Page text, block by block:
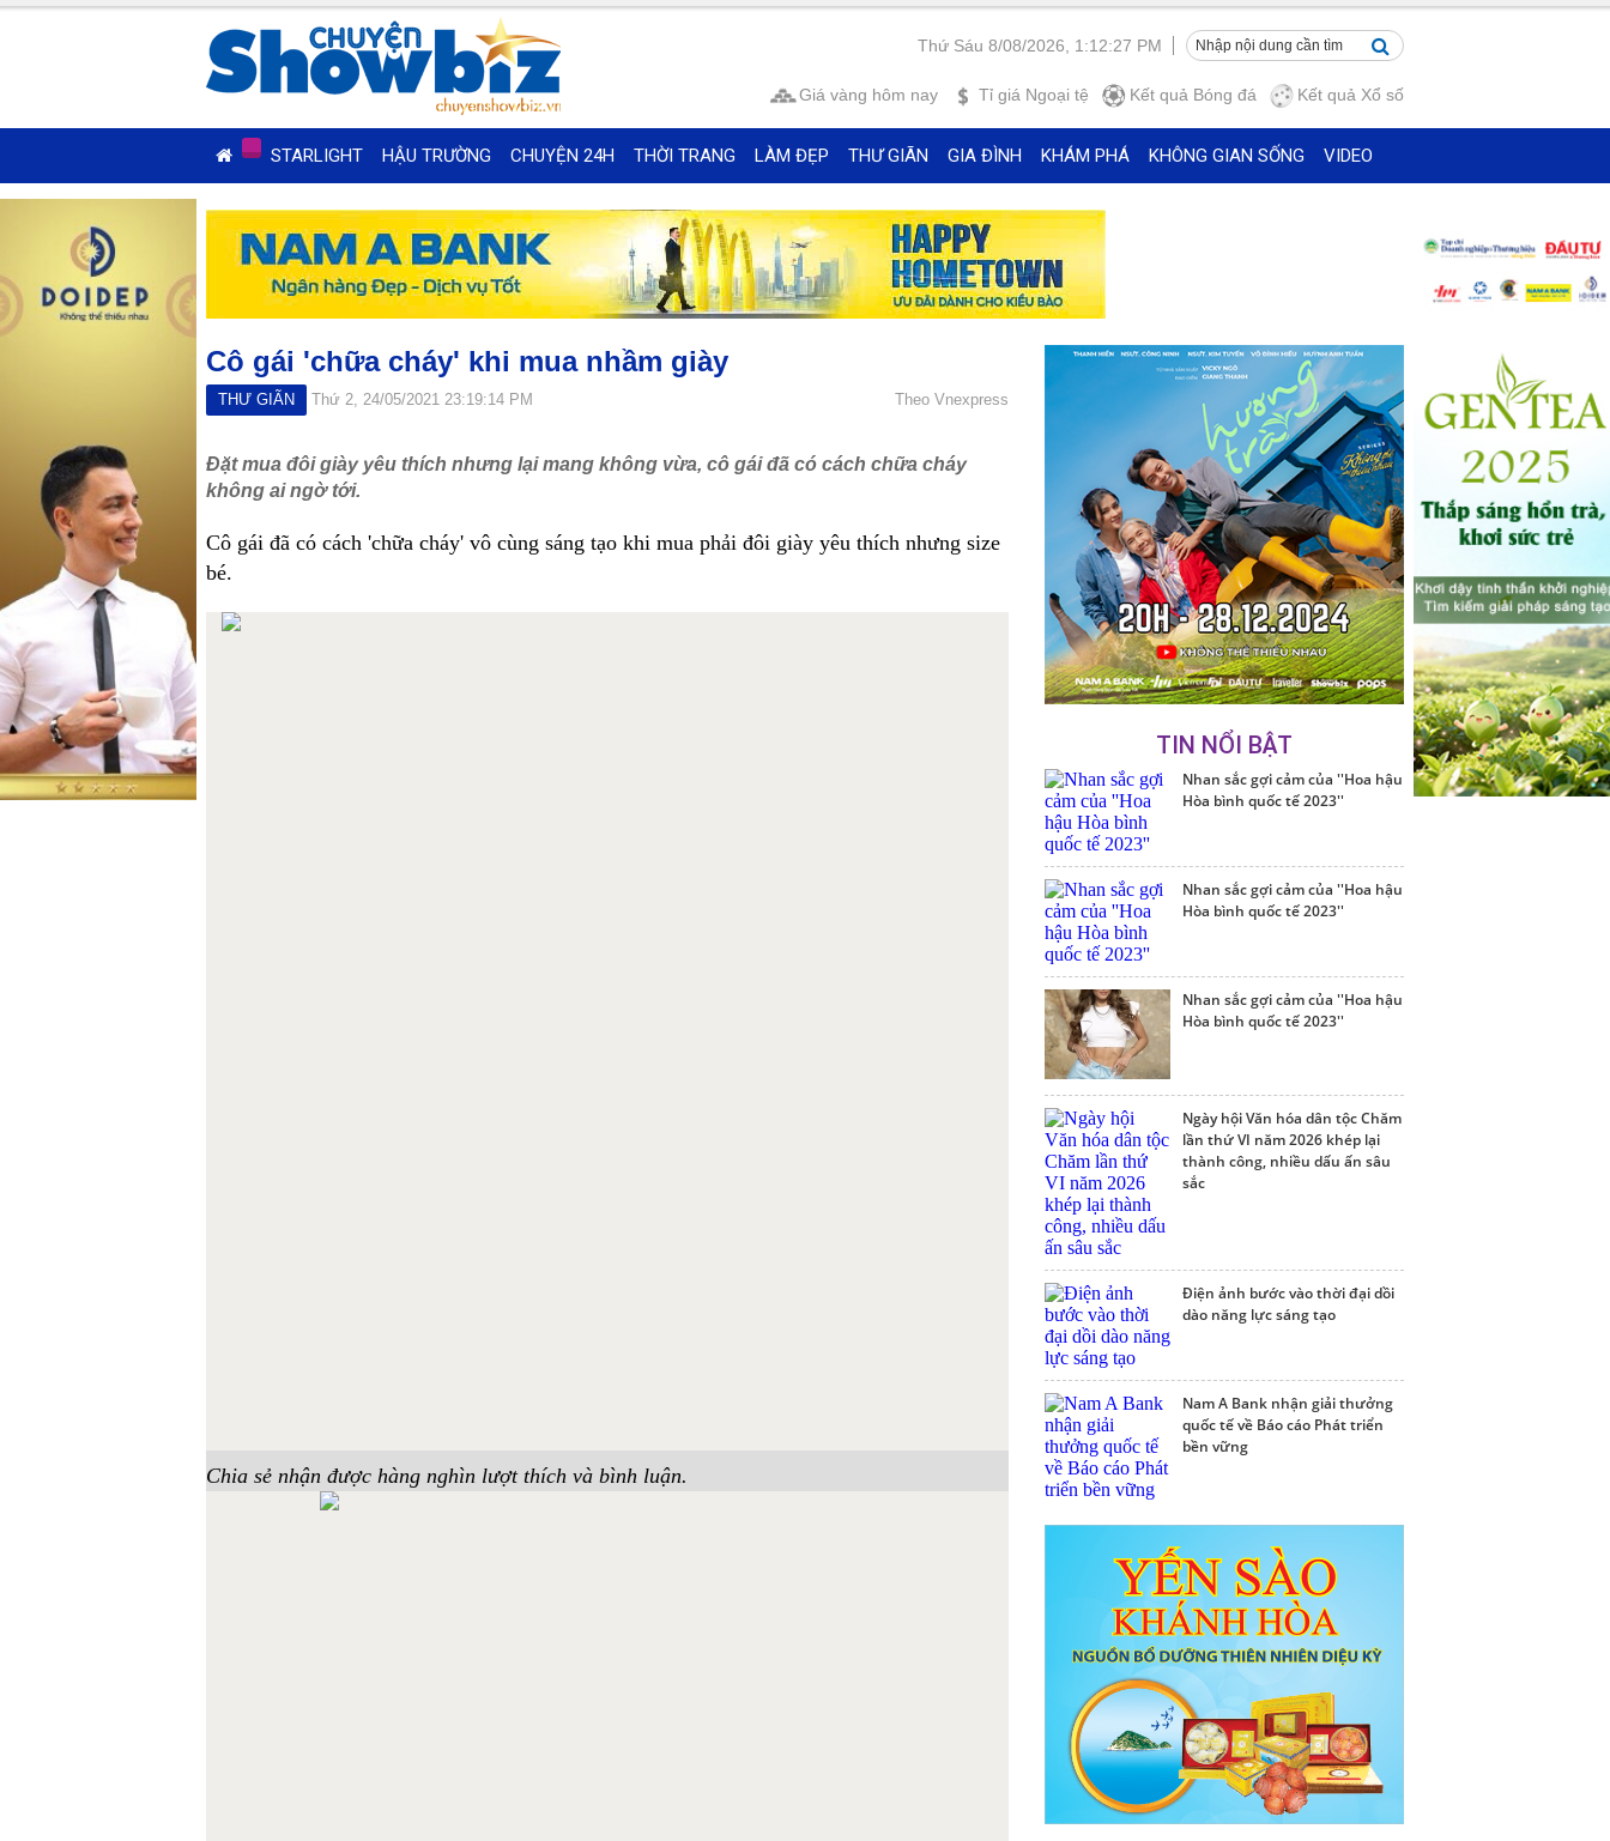
Thứ Sáu 8/08/2026, 1:12:28 PM
Kết quả Xổ số
Kết quả Bóng đá
Tỉ giá Ngoại tệ
Giá vàng hôm nay
STARLIGHT HẬU TRƯỜNG CHUYỆN 24H THỜI TRANG LÀM ĐẸP THƯ GIÃN GIA ĐÌNH KHÁM PHÁ KHÔNG GIAN SỐNG VIDEO
Cô gái 'chữa cháy' khi mua nhầm giày
THƯ GIÃN Thứ 2, 24/05/2021 23:19:14 PM Theo Vnexpress
Đặt mua đôi giày yêu thích nhưng lại mang không vừa, cô gái đã có cách chữa cháy
không ai ngờ tới.
Cô gái đã có cách 'chữa cháy' vô cùng sáng tạo khi mua phải đôi giày yêu thích nhưng size
bé.
Chia sẻ nhận được hàng nghìn lượt thích và bình luận.
TIN NỔI BẬT
Nhan sắc gợi cảm của ''Hoa hậu
Hòa bình quốc tế 2023''
Nhan sắc gợi cảm của ''Hoa hậu
Hòa bình quốc tế 2023''
Nhan sắc gợi cảm của ''Hoa hậu
Hòa bình quốc tế 2023''
Ngày hội Văn hóa dân tộc Chăm
lần thứ VI năm 2026 khép lại
thành công, nhiều dấu ấn sâu
sắc
Điện ảnh bước vào thời đại dồi
dào năng lực sáng tạo
Nam A Bank nhận giải thưởng
quốc tế về Báo cáo Phát triển
bền vững